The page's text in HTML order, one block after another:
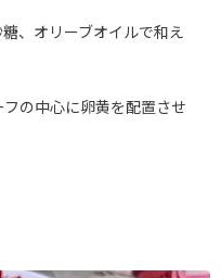
、オリーブオイルで和え
の中心に卵黄を配置させ